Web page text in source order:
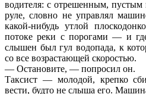
водителя: с отрешенным, пустым
руле, словно не управлял
какой-нибудь утлой
потоке реки с порогами — и
слышен был гул водопада, к
со все возрастающей скоростью.
— Остановите, — попросил он.
Таксист — молодой, крепко
вести, будто не слыша его.